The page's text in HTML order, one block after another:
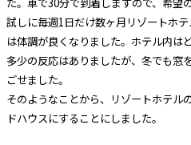
試しに毎週1日だけ数ヶ月リゾートホ
は体調が良くなりました。ホテル内は
多少の反応はありましたが、冬でも窓
ごせました。
そのようなことから、リゾートホテル
ドハウスにすることにしました。